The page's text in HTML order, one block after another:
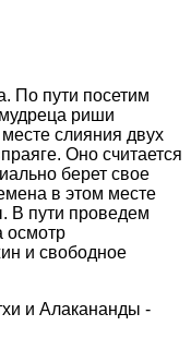
По пути посетим
риши
слияния двух
Оно считается
берет свое
в этом месте
В пути проведем
осмотр
и свободное